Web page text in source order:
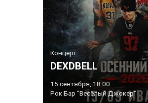
Концерт
DEXDBELL
15 сентября, 18:00
Рок Бар "Весёлый Джокер"